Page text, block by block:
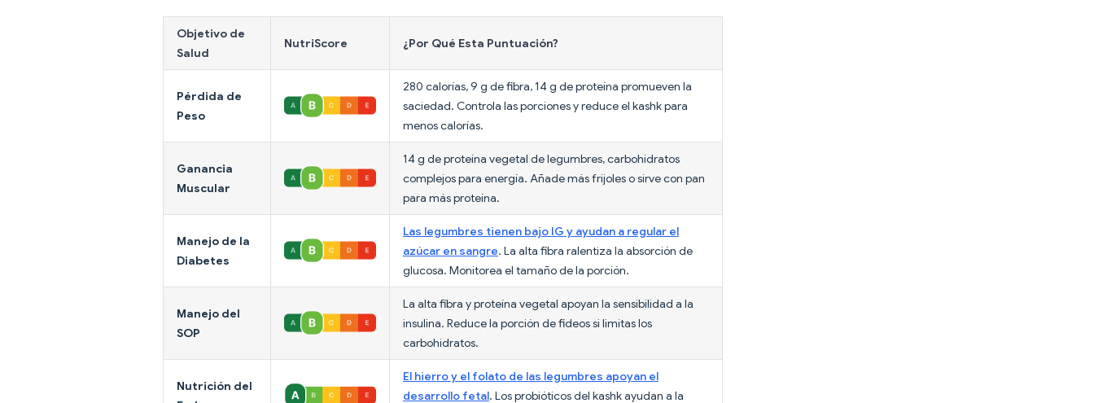
Objetivo de
Salud
NutriScore ¿Por Qué Esta Puntuación?
Pérdida de
Peso
280 calorías, 9 g de fibra, 14 g de proteína promueven la
saciedad. Controla las porciones y reduce el kashk para
menos calorías.
Ganancia
Muscular
14 g de proteína vegetal de legumbres, carbohidratos
complejos para energía. Añade más frijoles o sirve con pan
para más proteína.
Manejo de la
Diabetes
Las legumbres tienen bajo IG y ayudan a regular el
azúcar en sangre. La alta fibra ralentiza la absorción de
glucosa. Monitorea el tamaño de la porción.
Manejo del
SOP
La alta fibra y proteína vegetal apoyan la sensibilidad a la
insulina. Reduce la porción de fideos si limitas los
carbohidratos.
Nutrición del
El hierro y el folato de las legumbres apoyan el
desarrollo fetal. Los probióticos del kashk ayudan a la